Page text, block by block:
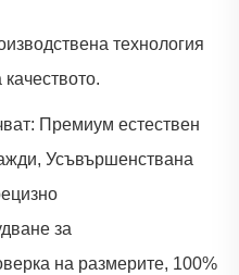
технология
Премиум естествен
Усъвършенствана
за
на размерите, 100%